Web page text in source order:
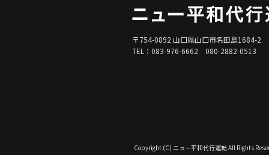
〒754-0892 山口県山口市名田島1684-2
TEL：083-976-6662 080-2882-0513
Copyright (C) ニュー平和代行運転 All Rights